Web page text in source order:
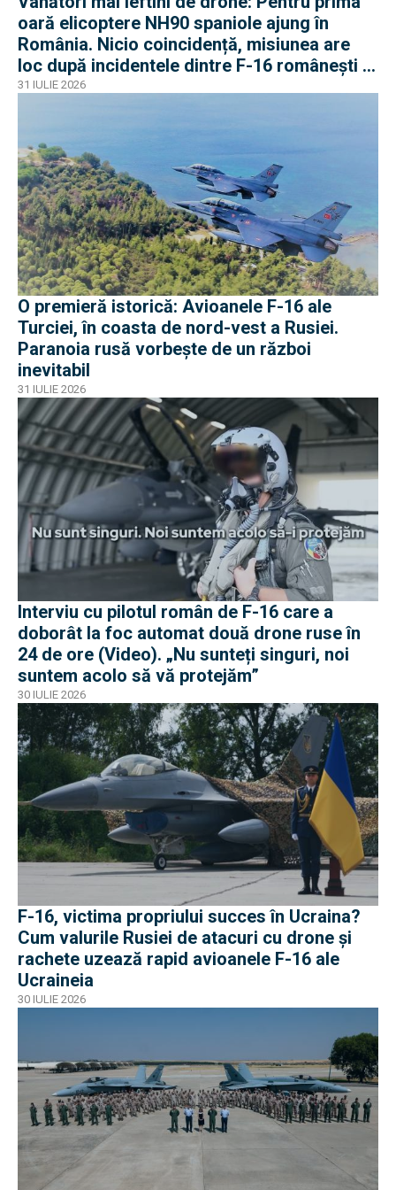
oară elicoptere NH90 spaniole ajung în
România. Nicio coincidență, misiunea are
loc după incidentele dintre F-16 românești și
dronele ruse
31 IULIE 2026
O premieră istorică: Avioanele F-16 ale
Turciei, în coasta de nord-vest a Rusiei.
Paranoia rusă vorbește de un război
inevitabil
31 IULIE 2026
Interviu cu pilotul român de F-16 care a
doborât la foc automat două drone ruse în
24 de ore (Video). „Nu sunteți singuri, noi
suntem acolo să vă protejăm”
30 IULIE 2026
F-16, victima propriului succes în Ucraina?
Cum valurile Rusiei de atacuri cu drone și
rachete uzează rapid avioanele F-16 ale
Ucraineia
30 IULIE 2026